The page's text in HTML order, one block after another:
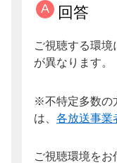
回答
ご視聴する環
が異なります。
※不特定多数の
は、各放送事業
ご視聴環境を